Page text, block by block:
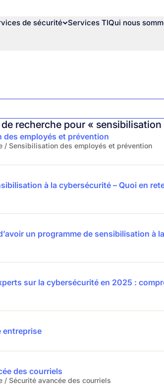
de sécurité Services TIQui nous
recherche pour « sensibilisation
des employés et prévention
/ Sensibilisation des employés et prévention
à la cybersécurité – Quoi en
un programme de sensibilisation à
sur la cybersécurité en 2025 :
entreprise
des courriels
/ Sécurité avancée des courriels